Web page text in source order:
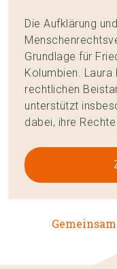
Die Aufklärung
Grundlage für
Kolumbien.
rechtlichen
unterstützt
dabei, ihre